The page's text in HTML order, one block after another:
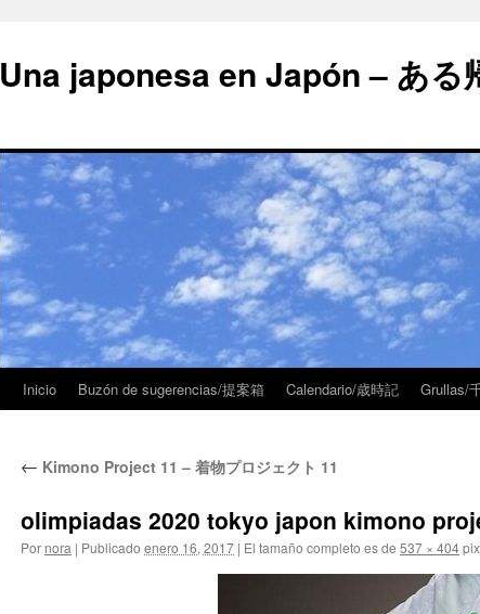
Una japonesa en Japón – ある
Inicio Buzón de sugerencias/提案箱 Calendario/歳時記 Grullas/
← Kimono Project 11 – 着物プロジェクト 11
olimpiadas 2020 tokyo japon kimono
Por nora | Publicado enero 16, 2017 | El tamaño completo es de 537 × 404